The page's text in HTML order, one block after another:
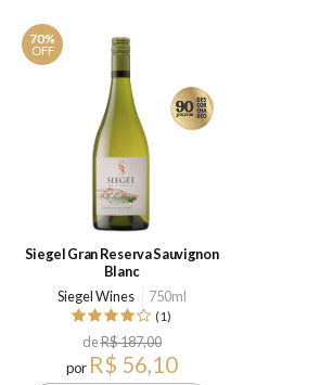
70%
OFF
Siegel Gran Reserva Sauvignon
Blanc
Siegel Wines
750ml
(1)
deR$ 187,00
por R$ 56,10